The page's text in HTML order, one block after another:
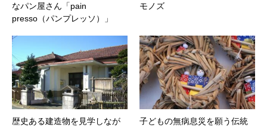
なパン屋さん「pain
presso（パンプレッソ）」
モノズ
歴史ある建造物を見学しなが
子どもの無病息災を願う伝統